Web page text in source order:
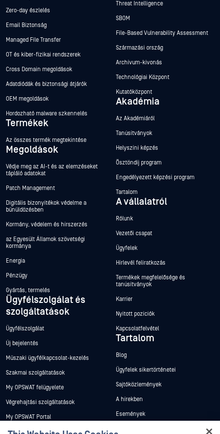
Zero-day észlelés
Email Biztonság
Managed File Transfer
OT és kiber-fizikai rendszerek
Cross Domain megoldások
Adatdiódák és biztonsági átjárók
OEM megoldások
Hordozható malware szkennelés
Termékek
Az összes termék megtekintése
Megoldások
Védje meg az AI-t és az elemzéseket
tápláló adatokat
Patch Management
Digitális bizonyítékok védelme a
bűnüldözésben
Kormány, védelem és hírszerzés
az Egyesült Államok szövetségi
kormánya
Energia
Pénzügy
Gyártás, termelés
Ügyfélszolgálat és
szolgáltatások
Ügyfélszolgálat
Új bejelentés
Műszaki ügyfélkapcsolat-kezelés
Szakmai szolgáltatások
My OPSWAT felügyelete
Végrehajtási szolgáltatások
My OPSWAT Portal
Műszaki dokumentáció
Threat Intelligence
SBOM
File-Based Vulnerability Assessment
Származási ország
Archívum-kivonás
Technológiai Központ
Kutatóközpont
Akadémia
Az Akadémiáról
Tanúsítványok
Helyszíni képzés
Ösztöndíj program
Engedélyezett képzési program
Tartalom
A vállalatról
Rólunk
Vezetői csapat
Ügyfelek
Hírlevél feliratkozás
Termékek megfelelősége és
tanúsítványok
Karrier
Nyitott pozíciók
Kapcsolatfelvétel
Tartalom
Blog
Ügyfelek sikertörténetei
Sajtóközlemények
A hírekben
Események